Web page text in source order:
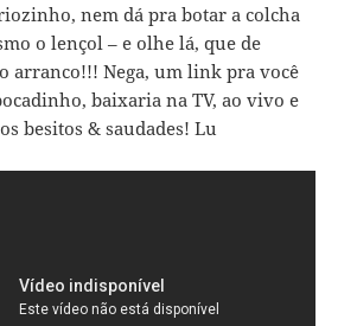
nem dá pra botar a colcha
o lençol – e olhe lá, que de
arranco!!! Nega, um link pra você
baixaria na TV, ao vivo e
besitos & saudades! Lu